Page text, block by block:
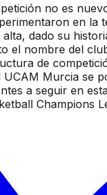
no es
en la
dado su
el nombre del
de
Murcia se
a seguir en
Champions